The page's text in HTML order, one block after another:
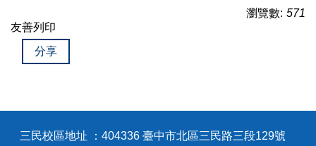
瀏覽數: 571
友善列印
分享
三民校區地址 ：404336 臺中市北區三民路三段129號